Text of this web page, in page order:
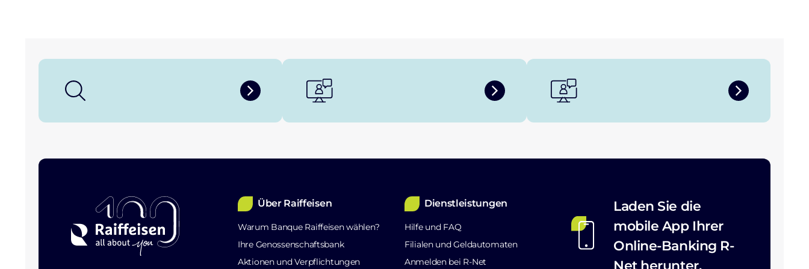
Über Raiffeisen
Warum Banque Raiffeisen wählen?
Ihre Genossenschaftsbank
Aktionen und Verpflichtungen
Dienstleistungen
Hilfe und FAQ
Filialen und Geldautomaten
Anmelden bei R-Net
Laden Sie die
mobile App Ihrer
Online-Banking R-
Net herunter.